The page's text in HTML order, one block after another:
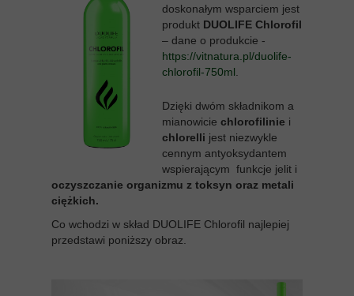
doskonałym wsparciem jest
produkt DUOLIFE Chlorofil
– dane o produkcie -
https://vitnatura.pl/duolife-
chlorofil-750ml
Dzięki dwóm składnikom a
mianowicie chlorofilinie i
chlorelli jest niezwykle
cennym antyoksydantem
wspierającym funkcje jelit i
oczyszczanie organizmu z toksyn oraz metali
ciężkich.
Co wchodzi w skład DUOLIFE Chlorofil najlepiej
przedstawi poniższy obraz.